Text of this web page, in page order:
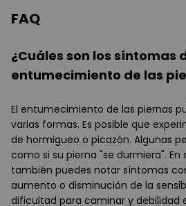
FAQ
¿Cuáles son los síntomas
entumecimiento de las
El entumecimiento de las piernas
varias formas. Es posible que
de hormigueo o picazón. Algunas
como si su pierna "se durmiera". En
también puedes notar síntomas
aumento o disminución de la
dificultad para caminar y debilidad